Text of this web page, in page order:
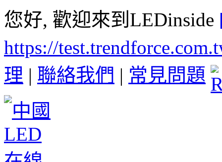
您好, 歡迎來到LEDinside
https://
理 | 聯絡我們 | 常見問題